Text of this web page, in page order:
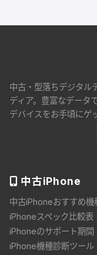
中古・型落ちデジタル
ディア。豊富なデータ
デバイスをお手頃にゲ
中古iPhone
中古iPhoneおすすめ機
iPhoneスペック比較表
iPhoneのサポート期間
iPhone機種診断ツール